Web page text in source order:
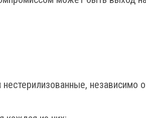
независимо